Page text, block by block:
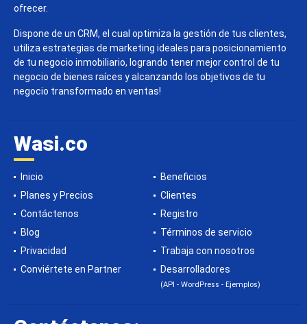
ofrecer.
Dispone de un CRM, el cual optimiza la gestión de tus clientes,
utiliza estrategias de marketing ideales para posicionamiento
de tu negocio inmobiliario, logrando tener mejor control de tu
negocio de bienes raíces y alcanzando los objetivos de tu
negocio transformado en ventas!
Wasi.co
Inicio
Beneficios
Planes y Precios
Clientes
Contáctenos
Registro
Blog
Términos de servicio
Privacidad
Trabaja con nosotros
Conviértete en Partner
Desarrolladores
(API - WordPress - Ejemplos)